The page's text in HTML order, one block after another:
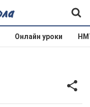
Онлайн уроки